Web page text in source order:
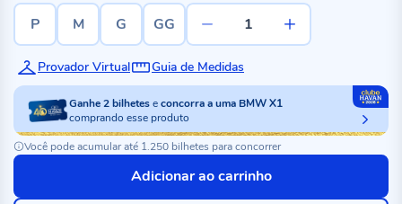
P M G GG
Provador Virtual Guia de Medidas
Ganhe2bilheteseconcorra a uma BMW X1
comprando esse produto
Você pode acumular até 1.250 bilhetes para concorrer
Adicionar ao carrinho